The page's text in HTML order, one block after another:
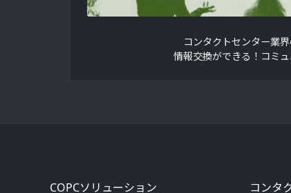
コンタクトセンター業
情報交換ができる！コミ
COPCソリューション コンタ